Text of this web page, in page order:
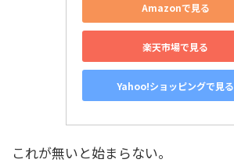
Amazonで見る
楽天市場で見る
Yahoo!ショッピングで見る
これが無いと始まらない。